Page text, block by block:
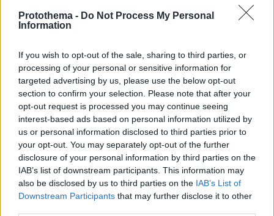
Protothema - Do Not Process My Personal
Information
If you wish to opt-out of the sale, sharing to third parties, or
processing of your personal or sensitive information for
targeted advertising by us, please use the below opt-out
section to confirm your selection. Please note that after your
opt-out request is processed you may continue seeing
interest-based ads based on personal information utilized by
us or personal information disclosed to third parties prior to
your opt-out. You may separately opt-out of the further
disclosure of your personal information by third parties on the
IAB’s list of downstream participants. This information may
also be disclosed by us to third parties on the IAB’s List of
Downstream Participants that may further disclose it to other